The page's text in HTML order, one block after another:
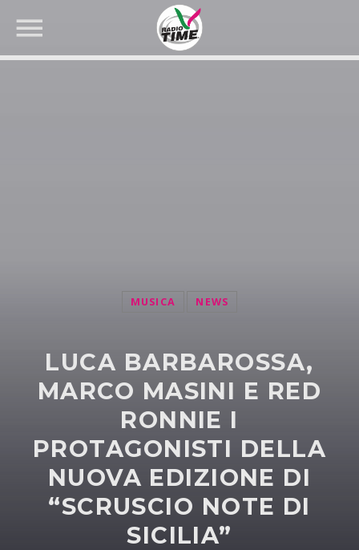
MUSICA NEWS
LUCA BARBAROSSA,
MARCO MASINI E RED
RONNIE I
PROTAGONISTI DELLA
NUOVA EDIZIONE DI
“SCRUSCIO NOTE DI
SICILIA”